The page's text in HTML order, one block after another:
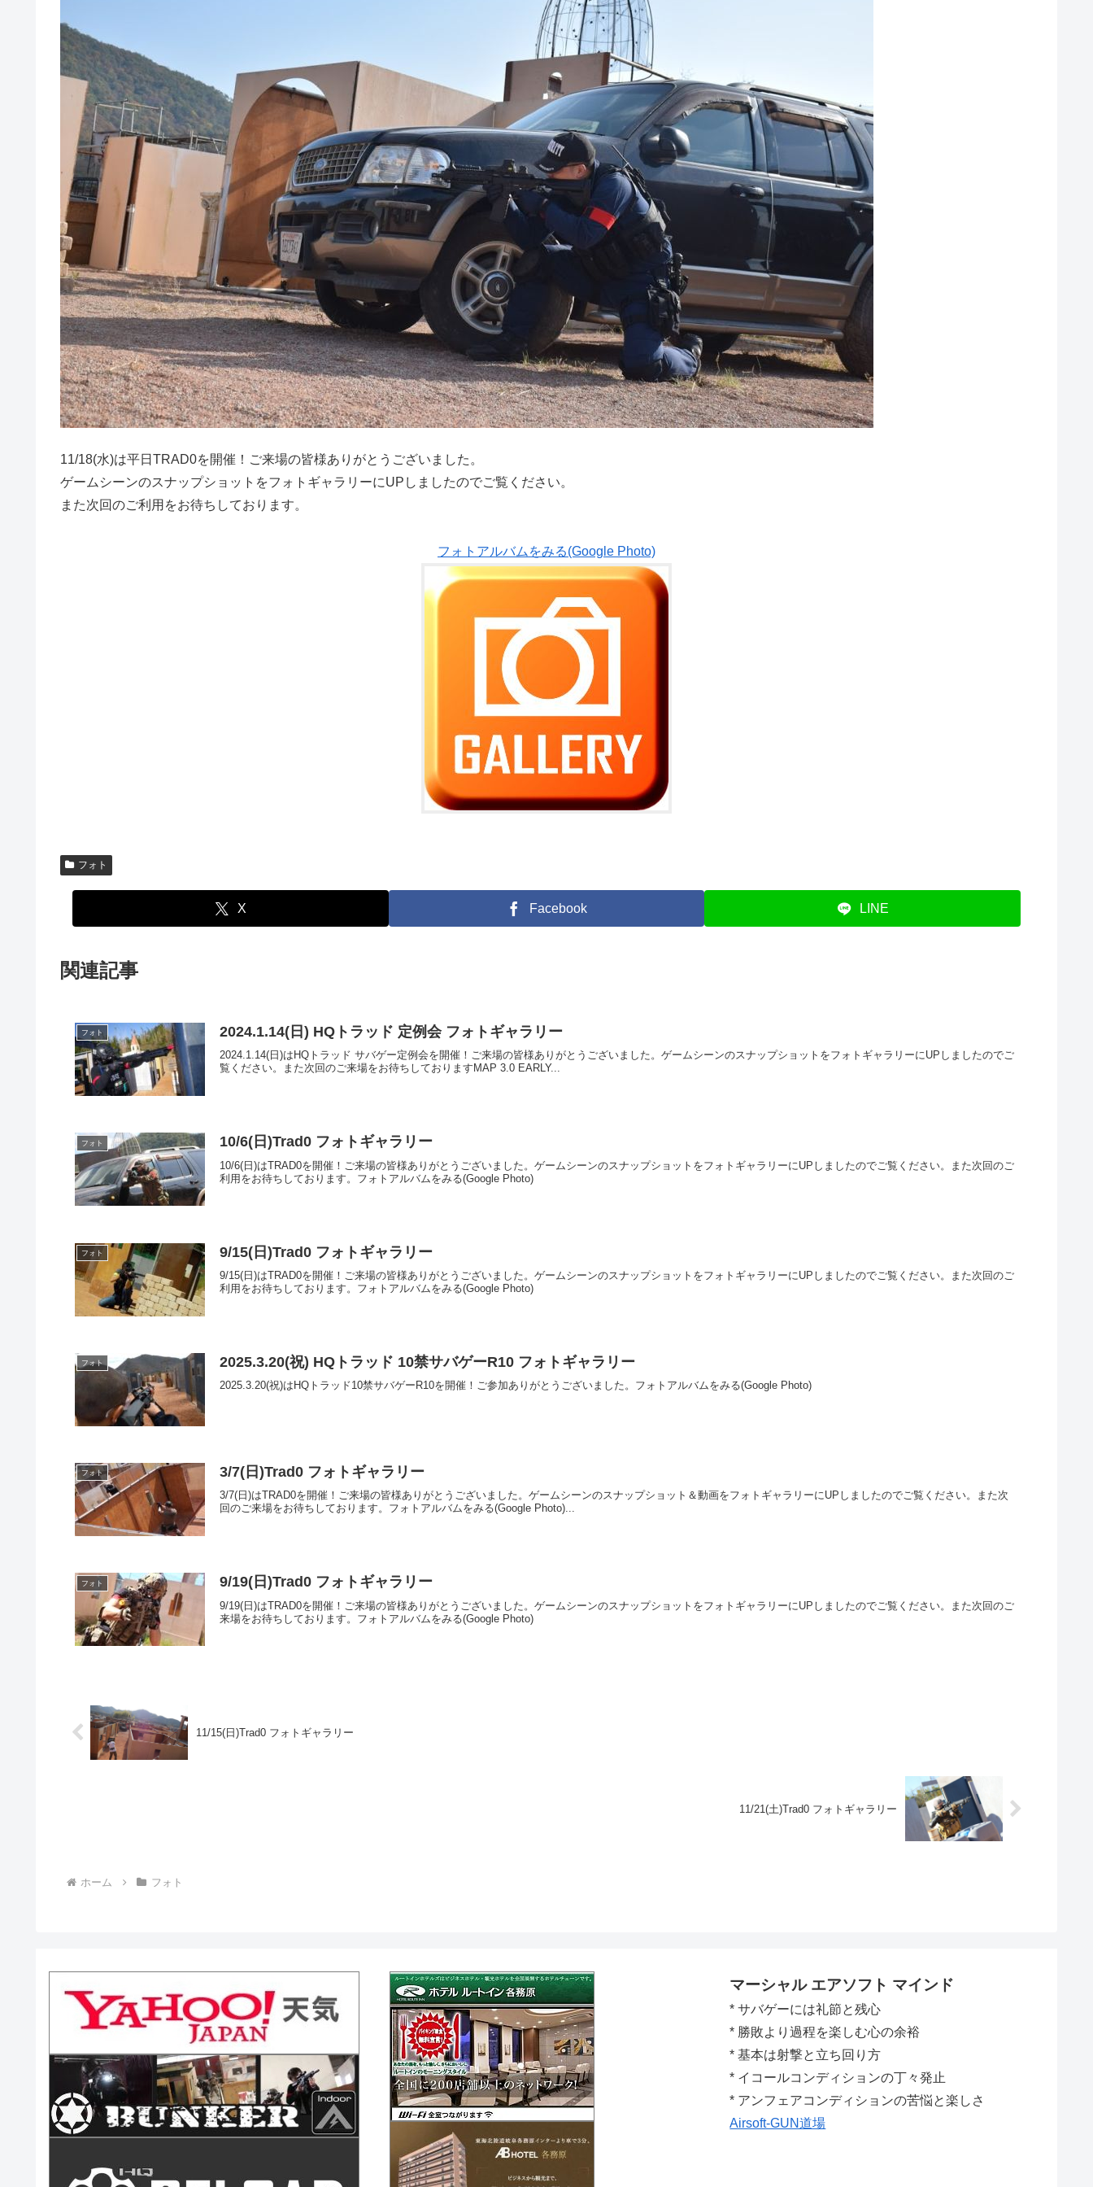
11/18(水)は平日TRAD0を開催！ご来場の皆様ありがとうございました。
ゲームシーンのスナップショットをフォトギャラリーにUPしましたのでご覧ください。
また次回のご利用をお待ちしております。
フォトアルバムをみる(Google Photo)
フォト
X Facebook LINE
関連記事
フォト 2024.1.14(日) HQトラッド 定例会 フォトギャラリー
2024.1.14(日)はHQトラッド サバゲー定例会を開催！ご来場の皆様ありがとうございました。ゲームシーンのスナップショットをフォトギャラリーにUPしましたのでご
覧ください。また次回のご来場をお待ちしておりますMAP 3.0 EARLY...
フォト 10/6(日)Trad0 フォトギャラリー
10/6(日)はTRAD0を開催！ご来場の皆様ありがとうございました。ゲームシーンのスナップショットをフォトギャラリーにUPしましたのでご覧ください。また次回のご
利用をお待ちしております。フォトアルバムをみる(Google Photo)
フォト 9/15(日)Trad0 フォトギャラリー
9/15(日)はTRAD0を開催！ご来場の皆様ありがとうございました。ゲームシーンのスナップショットをフォトギャラリーにUPしましたのでご覧ください。また次回のご
利用をお待ちしております。フォトアルバムをみる(Google Photo)
フォト 2025.3.20(祝) HQトラッド 10禁サバゲーR10 フォトギャラリー
2025.3.20(祝)はHQトラッド10禁サバゲーR10を開催！ご参加ありがとうございました。フォトアルバムをみる(Google Photo)
フォト 3/7(日)Trad0 フォトギャラリー
3/7(日)はTRAD0を開催！ご来場の皆様ありがとうございました。ゲームシーンのスナップショット＆動画をフォトギャラリーにUPしましたのでご覧ください。また次
回のご来場をお待ちしております。フォトアルバムをみる(Google Photo)...
フォト 9/19(日)Trad0 フォトギャラリー
9/19(日)はTRAD0を開催！ご来場の皆様ありがとうございました。ゲームシーンのスナップショットをフォトギャラリーにUPしましたのでご覧ください。また次回のご
来場をお待ちしております。フォトアルバムをみる(Google Photo)
11/15(日)Trad0 フォトギャラリー
11/21(土)Trad0 フォトギャラリー
ホーム フォト
マーシャル エアソフト マインド
* サバゲーには礼節と残心
* 勝敗より過程を楽しむ心の余裕
* 基本は射撃と立ち回り方
* イコールコンディションの丁々発止
* アンフェアコンディションの苦悩と楽しさ
Airsoft-GUN道場